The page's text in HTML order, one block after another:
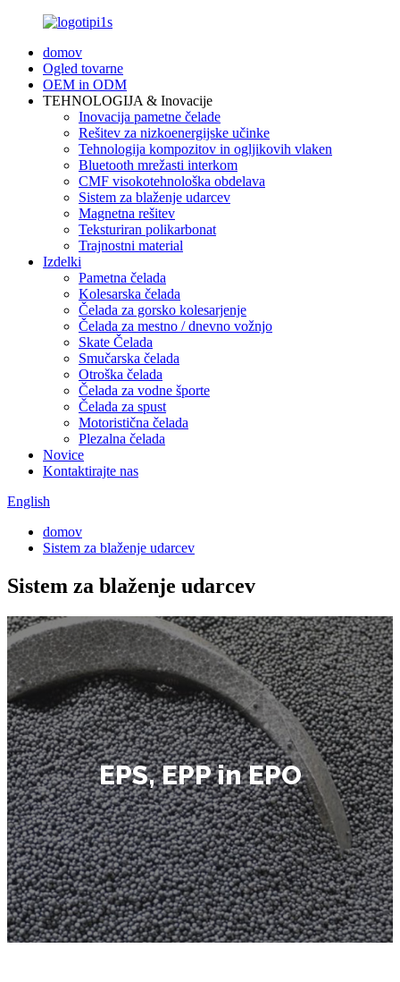
domov
Ogled tovarne
OEM in ODM
TEHNOLOGIJA & Inovacije
Inovacija pametne čelade
Rešitev za nizkoenergijske učinke
Tehnologija kompozitov in ogljikovih vlaken
Bluetooth mrežasti interkom
CMF visokotehnološka obdelava
Sistem za blaženje udarcev
Magnetna rešitev
Teksturiran polikarbonat
Trajnostni material
Izdelki
Pametna čelada
Kolesarska čelada
Čelada za gorsko kolesarjenje
Čelada za mestno / dnevno vožnjo
Skate Čelada
Smučarska čelada
Otroška čelada
Čelada za vodne športe
Čelada za spust
Motoristična čelada
Plezalna čelada
Novice
Kontaktirajte nas
English
domov
Sistem za blaženje udarcev
Sistem za blaženje udarcev
EPS, EPP in EPO